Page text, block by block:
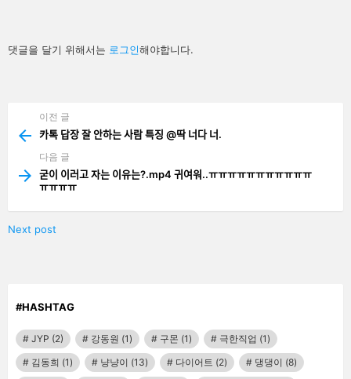
답
글
댓글을 달기 위해서는 로그인해야합니다.
more
이전 글
카톡 답장 잘 안하는 사람 특징 @딱 너다 너.
다음 글
굳이 이러고 자는 이유는?.mp4 귀여워..ㅠㅠㅠㅠㅠㅠㅠㅠㅠㅠㅠ
ㅠㅠㅠㅠ
Next post
#HASHTAG
JYP (2) 강동원 (1) 구몬 (1) 극한직업 (1)
김동희 (1) 냥냥이 (13) 다이어트 (2) 댕댕이 (8)